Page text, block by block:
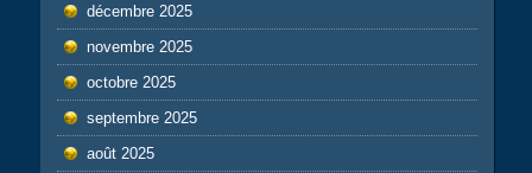
décembre 2025
novembre 2025
octobre 2025
septembre 2025
août 2025